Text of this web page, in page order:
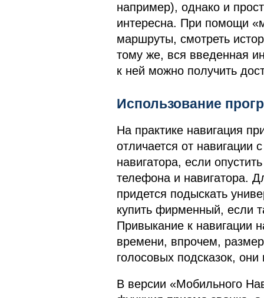
например), однако и
интересна. При помощи
маршруты, смотреть
тому же, вся введенная
к ней можно получить
Использование
На практике навигация
отличается от навигации
навигатора, если
телефона и навигатора.
придется подыскать
купить фирменный, если
Привыкание к навигации
времени, впрочем,
голосовых подсказок,
В версии «Мобильного